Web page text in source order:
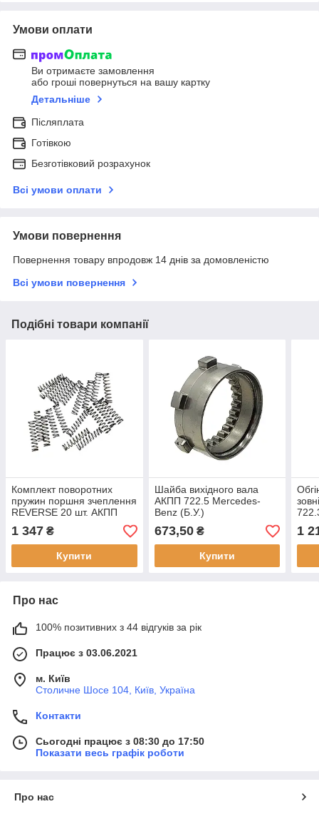
Умови оплати
Ви отримаєте замовлення
або гроші повернуться на вашу картку
Детальніше
Післяплата
Готівкою
Безготівковий розрахунок
Всі умови оплати
Умови повернення
Повернення товару впродовж 14 днів за домовленістю
Всі умови повернення
Подібні товари компанії
Комплект поворотних
пружин поршня зчеплення
REVERSE 20 шт. АКПП
1 347 ₴
Купити
Шайба вихідного вала
АКПП 722.5 Mercedes-
Benz (Б.У.)
673,50₴
Купити
1
Про нас
100% позитивних з 44 відгуків за рік
Працює з 03.06.2021
м. Київ
Столичне Шосе 104, Київ, Україна
Контакти
Сьогодні працює з 08:30 до 17:50
Показати весь графік роботи
Про нас